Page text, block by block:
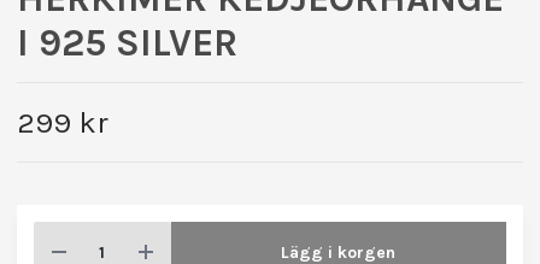
I 925 SILVER
299 kr
Lägg i korgen